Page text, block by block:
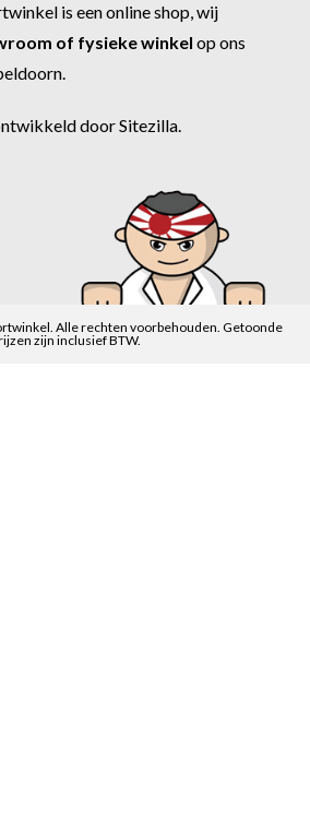
is een online shop, wij
of fysieke winkel op ons
doorSitezilla.
Alle rechten voorbehouden. Getoonde
zijn inclusief BTW.